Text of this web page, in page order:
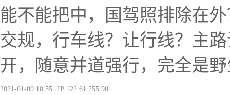
能不能把中，国驾照排除在
交规，行车线？让行线？主
开，随意并道强行，完全是
2021-01-09 10:55 IP:122.61.255.90